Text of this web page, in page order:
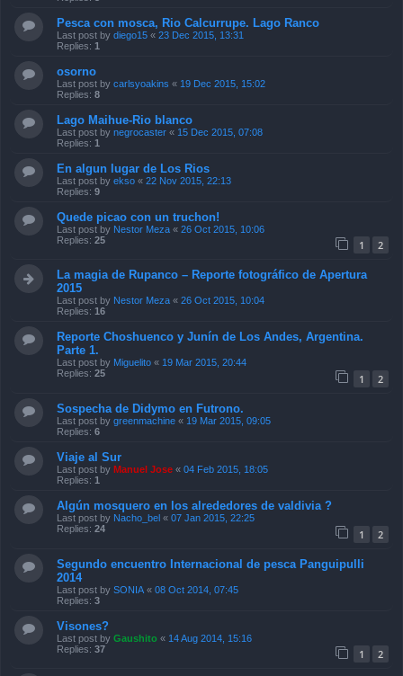
Pesca con mosca, Rio Calcurrupe. Lago Ranco
Last post by diego15 « 23 Dec 2015, 13:31
Replies: 1
osorno
Last post by carlsyoakins « 19 Dec 2015, 15:02
Replies: 8
Lago Maihue-Rio blanco
Last post by negrocaster « 15 Dec 2015, 07:08
Replies: 1
En algun lugar de Los Rios
Last post by ekso « 22 Nov 2015, 22:13
Replies: 9
Quede picao con un truchon!
Last post by Nestor Meza « 26 Oct 2015, 10:06
Replies: 25 1 2
La magia de Rupanco – Reporte fotográfico de Apertura
2015
Last post by Nestor Meza « 26 Oct 2015, 10:04
Replies: 16
Reporte Choshuenco y Junín de Los Andes, Argentina.
Parte 1.
Last post by Miguelito « 19 Mar 2015, 20:44
Replies: 25 1 2
Sospecha de Didymo en Futrono.
Last post by greenmachine « 19 Mar 2015, 09:05
Replies: 6
Viaje al Sur
Last post by Manuel Jose « 04 Feb 2015, 18:05
Replies: 1
Algún mosquero en los alrededores de valdivia ?
Last post by Nacho_bel « 07 Jan 2015, 22:25
Replies: 24 1 2
Segundo encuentro Internacional de pesca Panguipulli
2014
Last post by SONIA « 08 Oct 2014, 07:45
Replies: 3
Visones?
Last post by Gaushito « 14 Aug 2014, 15:16
Replies: 37 1 2